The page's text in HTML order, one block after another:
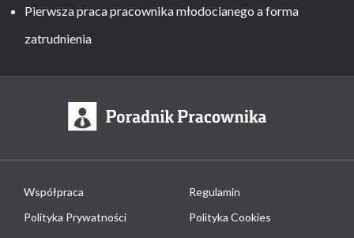
Pierwsza praca pracownika młodocianego a forma
zatrudnienia
Współpraca
Regulamin
Polityka Prywatności
Polityka Cookies